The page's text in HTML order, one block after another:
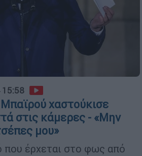
15:58
χαστούκισε
στις κάμερες - «Μην
μου»
που έρχεται στο φως από